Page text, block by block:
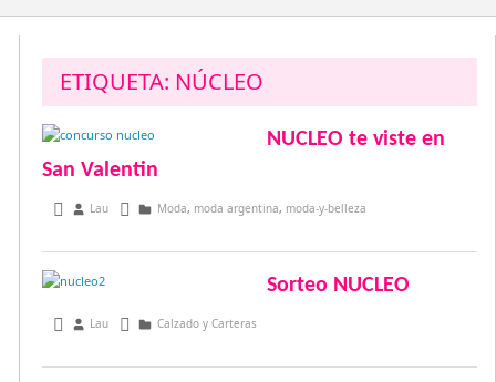
ETIQUETA: NÚCLEO
NUCLEO te viste en
San Valentin
febrero 5, 2014
Lau Moda, moda argentina, moda-y-belleza
Sorteo NUCLEO
julio 19, 2013
Lau Calzado y Carteras